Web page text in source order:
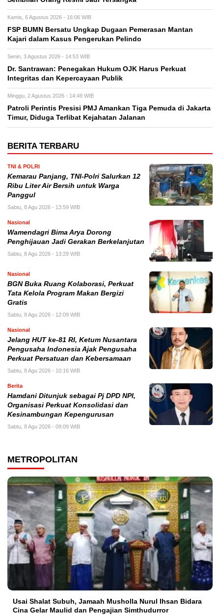
Kamis, 6 Agustus 2026 - 16:06 WIB
FSP BUMN Bersatu Ungkap Dugaan Pemerasan Mantan
Kajari dalam Kasus Pengerukan Pelindo
Senin, 3 Agustus 2026 - 14:53 WIB
Dr. Santrawan: Penegakan Hukum OJK Harus Perkuat
Integritas dan Kepercayaan Publik
Minggu, 2 Agustus 2026 - 14:49 WIB
Patroli Perintis Presisi PMJ Amankan Tiga Pemuda di Jakarta
Timur, Diduga Terlibat Kejahatan Jalanan
BERITA TERBARU
TNI & POLRI
Kemarau Panjang, TNI-Polri Salurkan 12
Ribu Liter Air Bersih untuk Warga
Panggul
Sabtu, 8 Agu 2026 - 13:59 WIB
Nasional
Wamendagri Bima Arya Dorong
Penghijauan Jadi Gerakan Berkelanjutan
Sabtu, 8 Agu 2026 - 13:29 WIB
Nasional
BGN Buka Ruang Kolaborasi, Perkuat
Tata Kelola Program Makan Bergizi
Gratis
Sabtu, 8 Agu 2026 - 12:09 WIB
Nasional
Jelang HUT ke-81 RI, Ketum Nusantara
Pengusaha Indonesia Ajak Pengusaha
Perkuat Persatuan dan Kebersamaan
Sabtu, 8 Agu 2026 - 10:16 WIB
Berita
Hamdani Ditunjuk sebagai Pj DPD NPI,
Organisasi Perkuat Konsolidasi dan
Kesinambungan Kepengurusan
Sabtu, 8 Agu 2026 - 09:09 WIB
METROPOLITAN
Usai Shalat Subuh, Jamaah Musholla Nurul Ihsan Bidara
Cina Gelar Maulid dan Pengajian Simthudurror